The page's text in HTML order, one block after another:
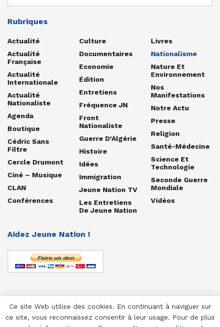
Rubriques
Actualité
Actualité
Française
Actualité
Internationale
Actualité
Nationaliste
Agenda
Boutique
Cédric Sans
Filtre
Cercle Drumont
Ciné – Musique
CLAN
Conférences
Culture
Documentaires
Economie
Édition
Entretiens
Fréquence JN
Front
Nationaliste
Guerre D'Algérie
Histoire
Idées
Immigration
Jeune Nation TV
Les Entretiens
De Jeune Nation
Livres
Nationalisme
Nature Et
Environnement
Nos
Manifestations
Notre Actu
Presse
Religion
Santé-Médecine
Science Et
Technologie
Seconde Guerre
Mondiale
Vidéos
Aidez Jeune Nation !
© 1958-2025 Jeune Nation
Ce site Web utilise des cookies. En continuant à naviguer sur
ce site, vous reconnaissez consentir à leur usage. Pour de plus